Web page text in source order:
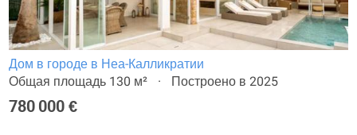
Дом в городе в Неа-Калликратии
Общая площадь 130 м²
Построено в 2025
780 000 €